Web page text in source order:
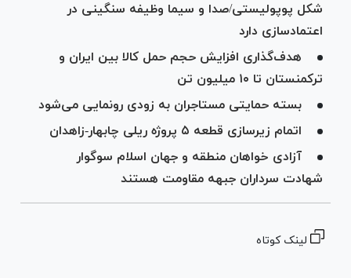
شکل پوپولیستی/صدا و سیما وظیفه سنگینی در
اعتمادسازی دارد
هدف‌گذاری افزایش حجم حمل کالا بین ایران و
ترکمنستان تا ۱۰ میلیون تن
بسته حمایتی مستاجران به زودی رونمایی می‌شود
اتمام زیرسازی قطعه ۵ پروژه ریلی چابهار-زاهدان
آزادی خواهان منطقه و جهان اسلام سوگوار
شهادت سرداران جبهه مقاومت هستند
لینک کوتاه